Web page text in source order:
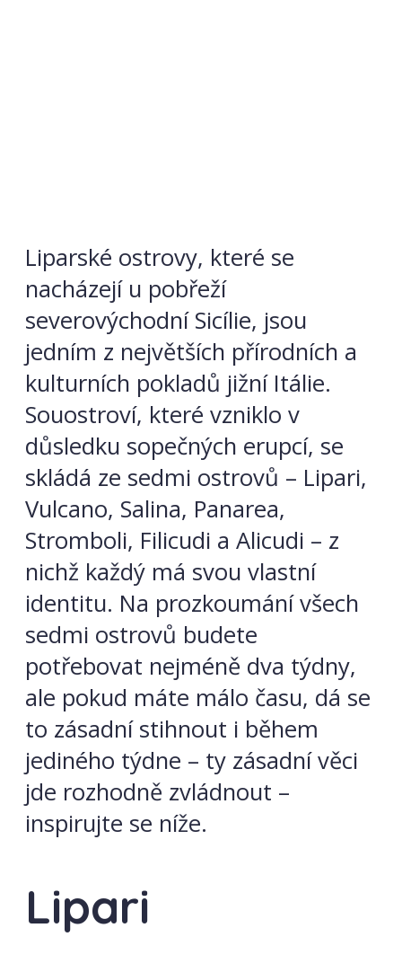
Liparské ostrovy, které se
nacházejí u pobřeží
severovýchodní Sicílie, jsou
jedním z největších přírodních a
kulturních pokladů jižní Itálie.
Souostroví, které vzniklo v
důsledku sopečných erupcí, se
skládá ze sedmi ostrovů – Lipari,
Vulcano, Salina, Panarea,
Stromboli, Filicudi a Alicudi – z
nichž každý má svou vlastní
identitu. Na prozkoumání všech
sedmi ostrovů budete
potřebovat nejméně dva týdny,
ale pokud máte málo času, dá se
to zásadní stihnout i během
jediného týdne – ty zásadní věci
jde rozhodně zvládnout –
inspirujte se níže.
Lipari